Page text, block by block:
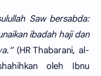
Saw bersabda:
ibadah haji dan
(HR Thabarani, al-
oleh Ibnu